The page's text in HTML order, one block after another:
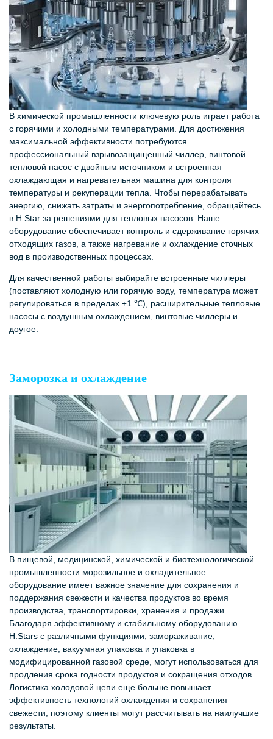
В химической промышленности ключевую роль играет работа
с горячими и холодными температурами. Для достижения
максимальной эффективности потребуются
профессиональный взрывозащищенный чиллер, винтовой
тепловой насос с двойным источником и встроенная
охлаждающая и нагревательная машина для контроля
температуры и рекуперации тепла. Чтобы перерабатывать
энергию, снижать затраты и энергопотребление, обращайтесь
в H.Star за решениями для тепловых насосов. Наше
оборудование обеспечивает контроль и сдерживание горячих
отходящих газов, а также нагревание и охлаждение сточных
вод в производственных процессах.
Для качественной работы выбирайте встроенные чиллеры
(поставляют холодную или горячую воду, температура может
регулироваться в пределах ±1 ℃), расширительные тепловые
насосы с воздушным охлаждением, винтовые чиллеры и
доугое.
Заморозка и охлаждение
В пищевой, медицинской, химической и биотехнологической
промышленности морозильное и охладительное
оборудование имеет важное значение для сохранения и
поддержания свежести и качества продуктов во время
производства, транспортировки, хранения и продажи.
Благодаря эффективному и стабильному оборудованию
H.Stars с различными функциями, замораживание,
охлаждение, вакуумная упаковка и упаковка в
модифицированной газовой среде, могут использоваться для
продления срока годности продуктов и сокращения отходов.
Логистика холодовой цепи еще больше повышает
эффективность технологий охлаждения и сохранения
свежести, поэтому клиенты могут рассчитывать на наилучшие
результаты.